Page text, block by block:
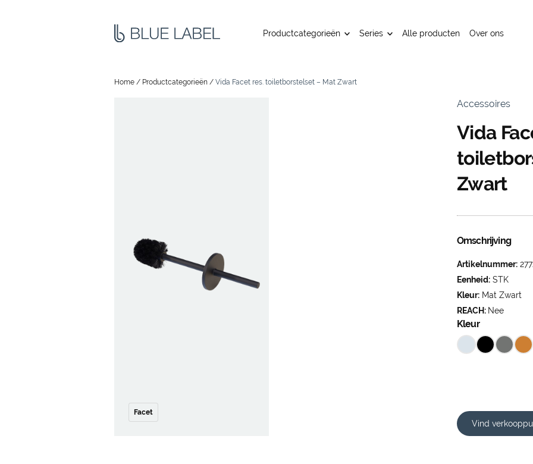
Productcategorieën Series Alle producten Over ons
Home / Productcategorieën / Vida Facet res. toiletborstelset – Mat Zwart
Facet
Accessoires
Vida
Zwart
Omschrijving
Artikelnummer:
Eenheid: STK
Kleur: Mat Zwart
REACH: Nee
Kleur
Vind